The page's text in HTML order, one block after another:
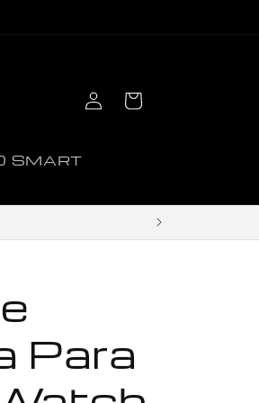
SMART
Iniciar
sesión
Carrito
Para